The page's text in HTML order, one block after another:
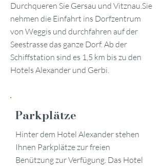
Durchqueren Sie Gersau und Vitznau.Sie
nehmen die Einfahrt ins Dorfzentrum
von Weggis und durchfahren auf der
Seestrasse das ganze Dorf. Ab der
Schiffstation sind es 1,5 km bis zu den
Hotels Alexander und Gerbi.
Parkplätze
Hinter dem Hotel Alexander stehen
Ihnen Parkplätze zur freien
Benützung zur Verfügung. Das Hotel